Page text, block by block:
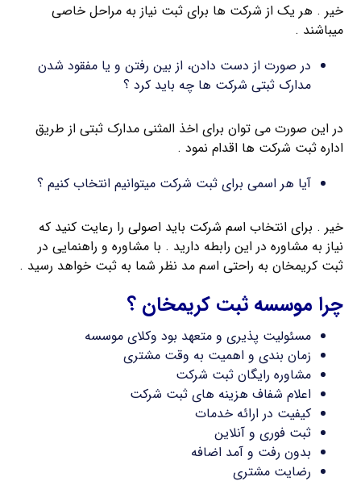
خیر . هر یک از شرکت ها برای ثبت نیاز به مراحل خاصی
میباشند .
در صورت از دست دادن، از بین رفتن و یا مفقود شدن
مدارک ثبتی شرکت ها چه باید کرد ؟
در این صورت می توان برای اخذ المثنی مدارک ثبتی از طریق
اداره ثبت شرکت ها اقدام نمود .
آیا هر اسمی برای ثبت شرکت میتوانیم انتخاب کنیم ؟
خیر . برای انتخاب اسم شرکت باید اصولی را رعایت کنید که
نیاز به مشاوره در این رابطه دارید . با مشاوره و راهنمایی در
ثبت کریمخان به راحتی اسم مد نظر شما به ثبت خواهد رسید .
چرا موسسه ثبت کریمخان ؟
مسئولیت پذیری و متعهد بود وکلای موسسه
زمان بندی و اهمیت به وقت مشتری
مشاوره رایگان ثبت شرکت
اعلام شفاف هزینه های ثبت شرکت
کیفیت در ارائه خدمات
ثبت فوری و آنلاین
بدون رفت و آمد اضافه
رضایت مشتری